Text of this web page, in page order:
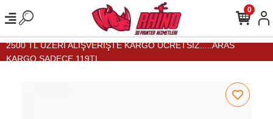
2500 TL ÜZERİ ALIŞVERİŞTE KARGO ÜCRETSİZ.....ARAS
KARGO SADECE 119TL...
0